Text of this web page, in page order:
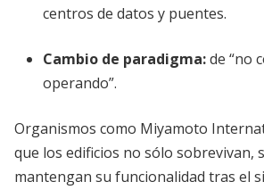
centros de datos y puentes.
Cambio de paradigma:de “no
operando”.
Organismos como Miyamoto
que los edificios no sólo sobrevivan,
mantengan su funcionalidad tras el